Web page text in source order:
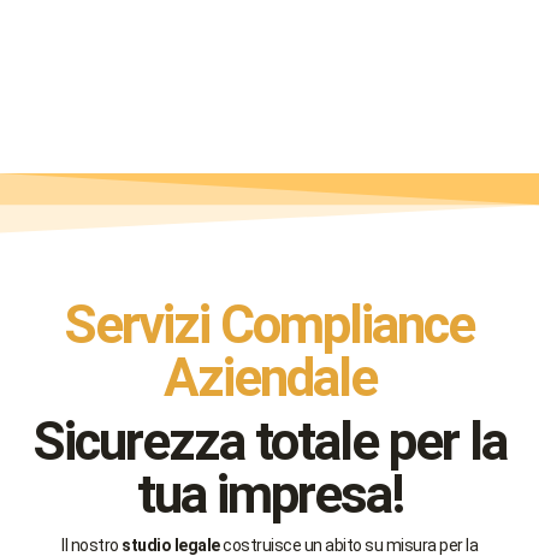
Servizi Compliance
Aziendale
Sicurezza totale per la
tua impresa!
Il nostro studio legalecostruisce un abito su misura per la